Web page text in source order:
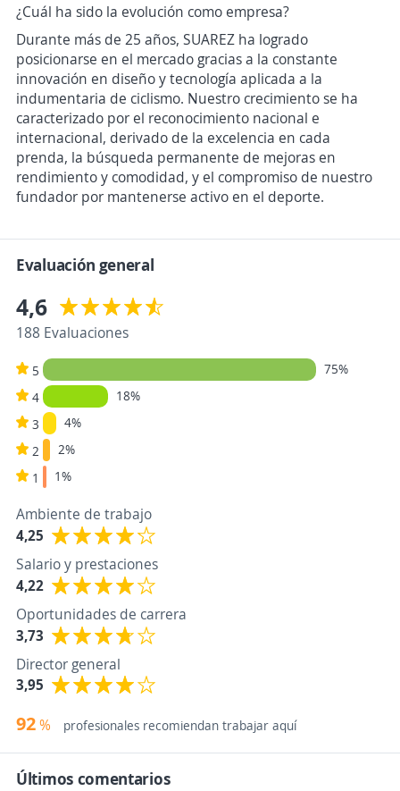
¿Cuál ha sido la evolución como empresa?
Durante más de 25 años, SUAREZ ha logrado
posicionarse en el mercado gracias a la constante
innovación en diseño y tecnología aplicada a la
indumentaria de ciclismo. Nuestro crecimiento se ha
caracterizado por el reconocimiento nacional e
internacional, derivado de la excelencia en cada
prenda, la búsqueda permanente de mejoras en
rendimiento y comodidad, y el compromiso de nuestro
fundador por mantenerse activo en el deporte.
Evaluación general
4,6
188 Evaluaciones
5
75%
4
18%
3
4%
2
2%
1
1%
Ambiente de trabajo
4,25
Salario y prestaciones
4,22
Oportunidades de carrera
3,73
Director general
3,95
92% profesionales recomiendan trabajar aquí
Últimos comentarios